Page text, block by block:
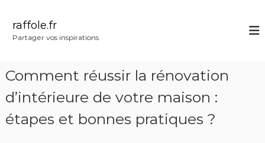
raffole.fr
Partager vos inspirations
Comment réussir la rénovation
d’intérieure de votre maison :
étapes et bonnes pratiques ?